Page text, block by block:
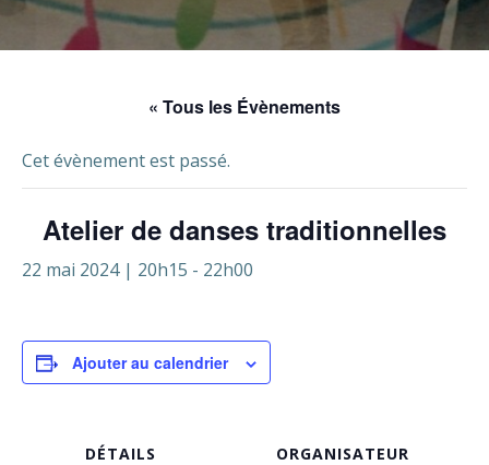
« Tous les Évènements
Cet évènement est passé.
Atelier de danses traditionnelles
22 mai 2024 | 20h15 - 22h00
Ajouter au calendrier
DÉTAILS ORGANISATEUR